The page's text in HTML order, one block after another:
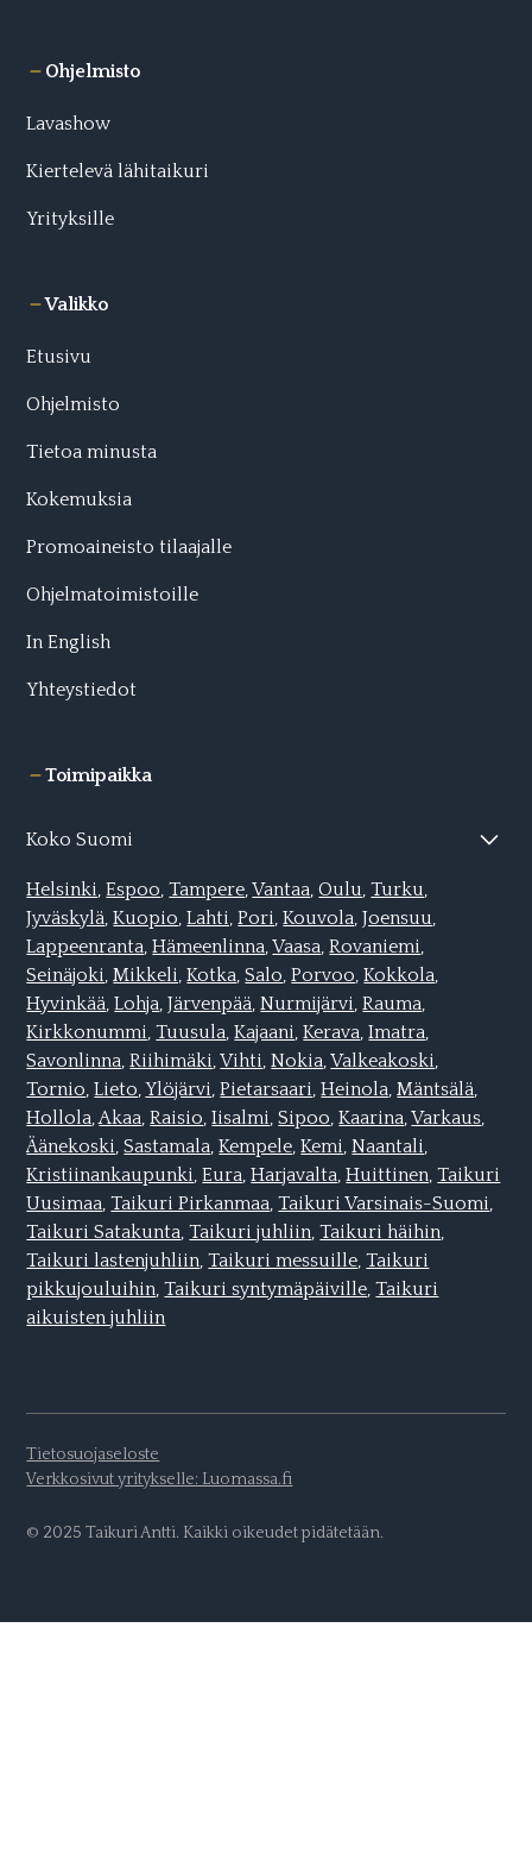
Ohjelmisto
Lavashow
Kiertelevä lähitaikuri
Yrityksille
Valikko
Etusivu
Ohjelmisto
Tietoa minusta
Kokemuksia
Promoaineisto tilaajalle
Ohjelmatoimistoille
In English
Yhteystiedot
Toimipaikka
Koko Suomi
Helsinki,Espoo,Tampere,Vantaa,Oulu,Turku,
Jyväskylä,Kuopio,Lahti, Pori,Kouvola,Joensuu,
Lappeenranta,Hämeenlinna,Vaasa,Rovaniemi,
Seinäjoki,Mikkeli, Kotka,Salo,Porvoo,Kokkola,
Hyvinkää,Lohja,Järvenpää,Nurmijärvi,Rauma,
Kirkkonummi,Tuusula,Kajaani,Kerava,Imatra,
Savonlinna,Riihimäki,Vihti,Nokia,Valkeakoski,
Tornio,Lieto,Ylöjärvi,Pietarsaari,Heinola,Mäntsälä,
Hollola,Akaa,Raisio,Iisalmi,Sipoo,Kaarina,Varkaus,
Äänekoski,Sastamala,Kempele,Kemi,Naantali,
Kristiinankaupunki,Eura,Harjavalta,Huittinen, Taikuri
Uusimaa,Taikuri Pirkanmaa,Taikuri Varsinais-Suomi,
Taikuri Satakunta,Taikuri juhliin,Taikuri häihin,
Taikuri lastenjuhliin,Taikuri messuille,Taikuri
pikkujouluihin,Taikuri syntymäpäiville,Taikuri
aikuisten juhliin
© 2025 Taikuri Antti. Kaikki oikeudet pidätetään.
Tietosuojaseloste
Verkkosivut yritykselle: Luomassa.fi